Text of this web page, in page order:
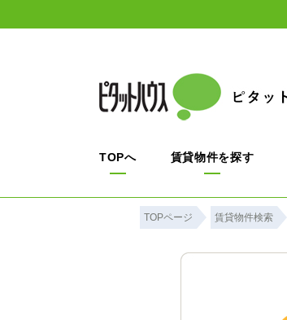
TOPへ 賃貸物件を探す
TOPページ 賃貸物件検索